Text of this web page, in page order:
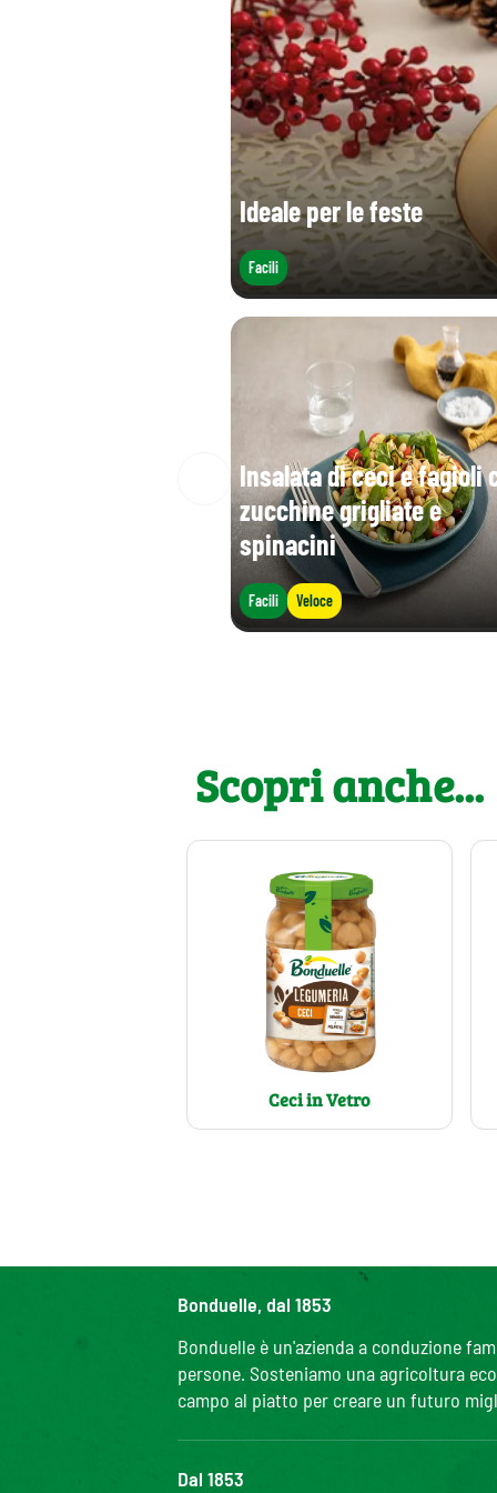
Acido folico (Vitamina B9) (µg)
Ideale per le feste
Facili
Insalata di ceci e fagioli
zucchine grigliate e
spinacini
Facili Veloce
Scopri anche...
Ceci in Vetro
Bonduelle, dal 1853
Bonduelle è un'azienda a conduzione
persone. Sosteniamo una agricoltura
campo al piatto per creare un futuro
Dal 1853